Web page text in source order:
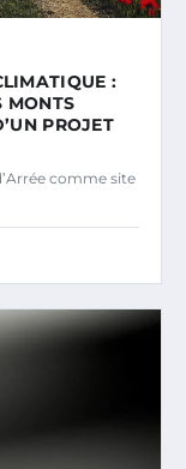
:
MONTS
PROJET
comme site